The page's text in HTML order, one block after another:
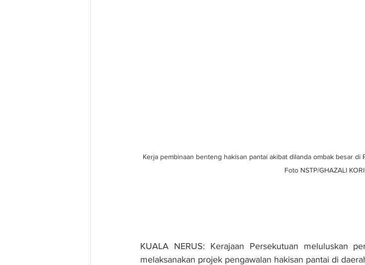
Kerja pembinaan benteng hakisan pantai akibat dilanda ombak besar di
Foto NSTP/GHAZALI KORI
KUALA NERUS: Kerajaan Persekutuan meluluskan
melaksanakan projek pengawalan hakisan pantai di